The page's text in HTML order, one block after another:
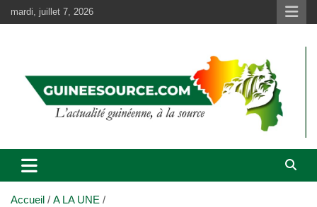
au
mardi, juillet 7, 2026
Accueil
A LA UNE